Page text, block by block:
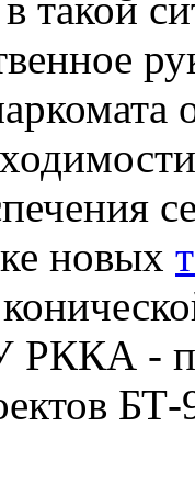
такой
новых
РККА -